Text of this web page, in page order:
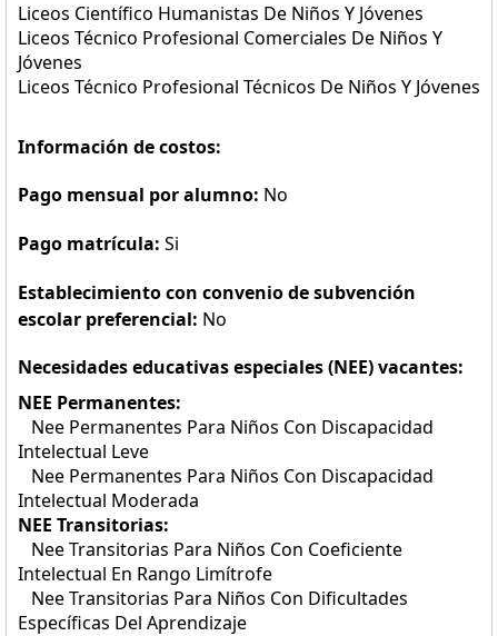
Liceos Científico Humanistas De Niños Y Jóvenes
Liceos Técnico Profesional Comerciales De Niños Y
Jóvenes
Liceos Técnico Profesional Técnicos De Niños Y Jóvenes
Información de costos:
Pago mensual por alumno: No
Pago matrícula: Si
Establecimiento con convenio de subvención
escolar preferencial: No
Necesidades educativas especiales (NEE) vacantes:
NEE Permanentes:
Nee Permanentes Para Niños Con Discapacidad
Intelectual Leve
Nee Permanentes Para Niños Con Discapacidad
Intelectual Moderada
NEE Transitorias:
Nee Transitorias Para Niños Con Coeficiente
Intelectual En Rango Limítrofe
Nee Transitorias Para Niños Con Dificultades
Específicas Del Aprendizaje